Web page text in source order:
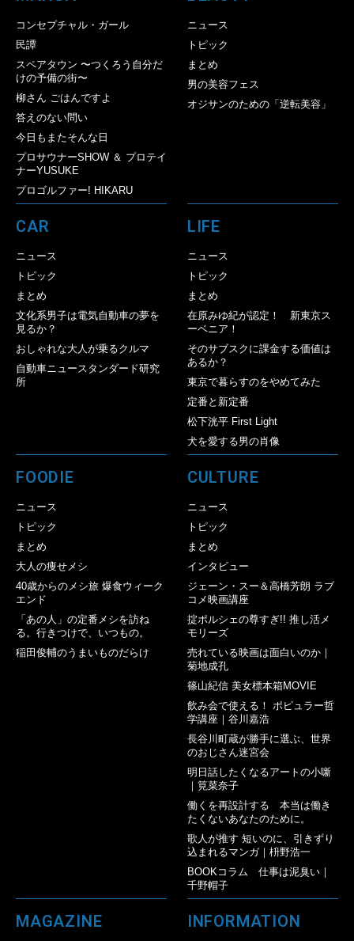
コンセプチャル・ガール
民譚
スペアタウン 〜つくろう自分だ
けの予備の街〜
柳さん ごはんですよ
答えのない問い
今日もまたそんな日
プロサウナーSHOW ＆ プロテイ
ナーYUSUKE
プロゴルファー! HIKARU
ニュース
トピック
まとめ
男の美容フェス
オジサンのための「逆転美容」
CAR
ニュース
トピック
まとめ
文化系男子は電気自動車の夢を
見るか？
おしゃれな大人が乗るクルマ
自動車ニュースタンダード研究
所
LIFE
ニュース
トピック
まとめ
在原みゆ紀が認定！ 新東京ス
ーベニア！
そのサブスクに課金する価値は
あるか？
東京で暮らすのをやめてみた
定番と新定番
松下洸平 First Light
犬を愛する男の肖像
FOODIE
ニュース
トピック
まとめ
大人の痩せメシ
40歳からのメシ旅 爆食ウィーク
エンド
「あの人」の定番メシを訪ね
る。行きつけで、いつもの。
稲田俊輔のうまいものだらけ
CULTURE
ニュース
トピック
まとめ
インタビュー
ジェーン・スー＆高橋芳朗 ラブ
コメ映画講座
掟ポルシェの尊すぎ!! 推し活メ
モリーズ
売れている映画は面白いのか｜
菊地成孔
篠山紀信 美女標本箱MOVIE
飲み会で使える！ ポピュラー哲
学講座｜谷川嘉浩
長谷川町蔵が勝手に選ぶ、世界
のおじさん迷宮会
明日話したくなるアートの小噺
｜筧菜奈子
働くを再設計する 本当は働き
たくないあなたのために。
歌人が推す 短いのに、引きずり
込まれるマンガ｜枡野浩一
BOOKコラム 仕事は泥臭い｜
千野帽子
MAGAZINE INFORMATION